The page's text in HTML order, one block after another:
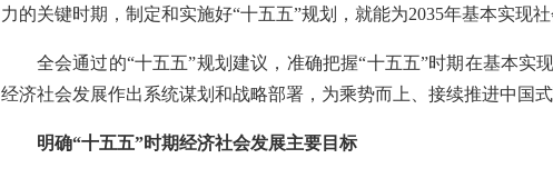
力的关键时期，制定和实施好“十五五”规划，就能为2035年基本实现
全会通过的“十五五”规划建议，准确把握“十五五”时期在基本实
经济社会发展作出系统谋划和战略部署，为乘势而上、接续推进中国
明确“十五五”时期经济社会发展主要目标